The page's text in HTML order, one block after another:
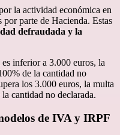
la actividad económica en
parte de Hacienda. Estas
defraudada y la
inferior a 3.000 euros, la
de la cantidad no
los 3.000 euros, la multa
cantidad no declarada.
de IVA y IRPF